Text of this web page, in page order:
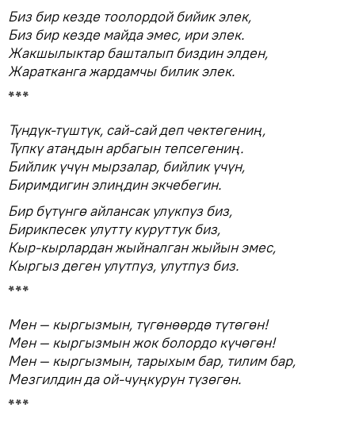
Биз бир кезде тоолордой бийик элек,
Биз бир кезде майда эмес, ири элек.
Жакшылыктар башталып биздин элден,
Жаратканга жардамчы билик элек.
***
Түндүк-түштүк, сай-сай деп чектегениң,
Түпкү атаңдын арбагын тепсегениң.
Бийлик үчүн мырзалар, бийлик үчүн,
Биримдигин элиңдин экчебегин.
Бир бүтүнгө айлансак улукпуз биз,
Бирикпесек улутту куруттук биз,
Кыр-кырлардан жыйналган жыйын эмес,
Кыргыз деген улутпуз, улутпуз биз.
***
Мен — кыргызмын, түгөнөөрдө түтөгөн!
Мен — кыргызмын жок болордо күчөгөн!
Мен — кыргызмын, тарыхым бар, тилим бар,
Мезгилдин да ой-чуңкурун түзөгөн.
***